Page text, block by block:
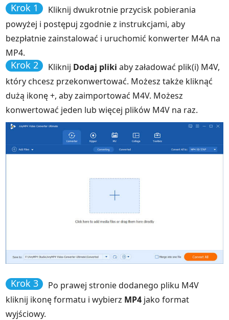
Krok 1
Kliknij dwukrotnie przycisk pobierania
powyżej i postępuj zgodnie z instrukcjami, aby
bezpłatnie zainstalować i uruchomić konwerter M4A na
MP4.
Krok 2 Kliknij Dodaj pliki aby załadować plik(i) M4V,
który chcesz przekonwertować. Możesz także kliknąć
dużą ikonę +, aby zaimportować M4V. Możesz
konwertować jeden lub więcej plików M4V na raz.
Krok 3
Po prawej stronie dodanego pliku M4V
kliknij ikonę formatu i wybierz MP4 jako format
wyjściowy.